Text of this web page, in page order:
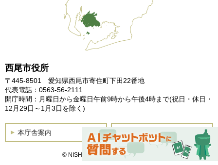
西尾市役所
〒445-8501 愛知県西尾市寄住町下田22番地
代表電話：0563-56-2111
開庁時間：月曜日から金曜日午前9時から午後4時まで(祝日・休日・
12月29日～1月3日を除く)
本庁舎案内 土曜開庁
© NISHIO City, All Rights Reserved.